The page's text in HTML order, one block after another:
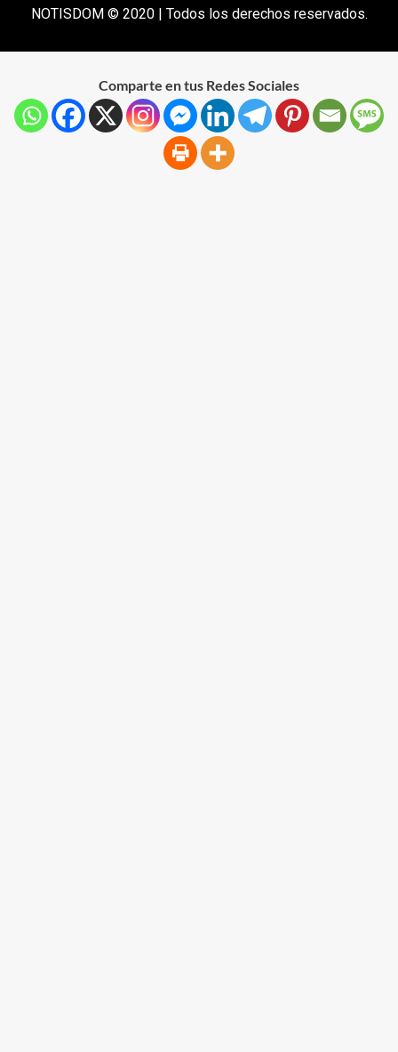
NOTISDOM © 2020 | Todos los derechos reservados.
Comparte en tus Redes Sociales